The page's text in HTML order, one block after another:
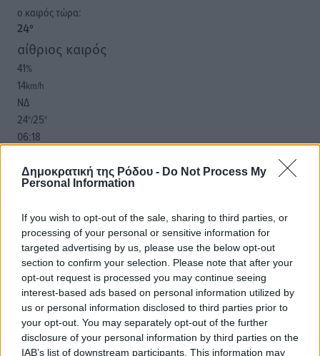
Δημοκρατική της Ρόδου - Do Not Process My
Personal Information
If you wish to opt-out of the sale, sharing to third parties, or
processing of your personal or sensitive information for
targeted advertising by us, please use the below opt-out
section to confirm your selection. Please note that after your
opt-out request is processed you may continue seeing
interest-based ads based on personal information utilized by
us or personal information disclosed to third parties prior to
your opt-out. You may separately opt-out of the further
disclosure of your personal information by third parties on the
IAB’s list of downstream participants. This information may
o καιρός τώρα:
24°
αίθριος καιρός
41%
14km/h
ΝΔ
24°/25°
06:18
πρόγνωση:
31°
29 °
ΔΕ
29
ΤΡ
28°
ΤΕ